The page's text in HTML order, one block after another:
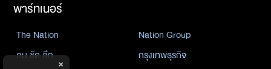
พาร์ทเนอร์
The Nation
Nation Group
คม ชัด ลึก
กรุงเทพธุรกิจ
×